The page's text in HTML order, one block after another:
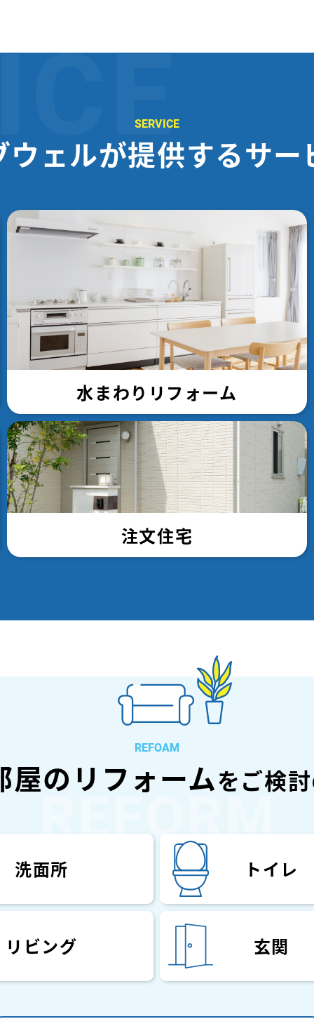
SERVICE
ウェルが提供するサー
水まわりリフォーム
注文住宅
REFOAM
屋のリフォームをご検
洗面所 トイレ
リビング 玄関